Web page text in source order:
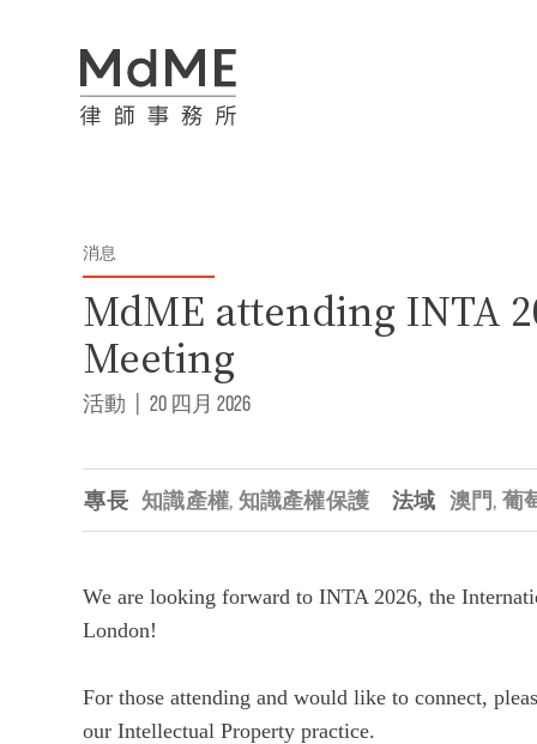
消息
MdME attending INTA
Meeting
活動 20 四月 2026
專長 知識產權, 知識產權保護 法域 澳門, 葡
We are looking forward to INTA 2026, the
London!
For those attending and would like to connect,
our Intellectual Property practice.